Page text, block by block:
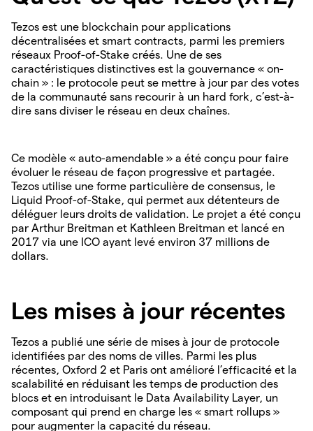
Tezos est une blockchain pour applications
décentralisées et smart contracts, parmi les premiers
réseaux Proof-of-Stake créés. Une de ses
caractéristiques distinctives est la gouvernance « on-
chain » : le protocole peut se mettre à jour par des votes
de la communauté sans recourir à un hard fork, c’est-à-
dire sans diviser le réseau en deux chaînes.
Ce modèle « auto-amendable » a été conçu pour faire
évoluer le réseau de façon progressive et partagée.
Tezos utilise une forme particulière de consensus, le
Liquid Proof-of-Stake, qui permet aux détenteurs de
déléguer leurs droits de validation. Le projet a été conçu
par Arthur Breitman et Kathleen Breitman et lancé en
2017 via une ICO ayant levé environ 37 millions de
dollars.
Les mises à jour récentes
Tezos a publié une série de mises à jour de protocole
identifiées par des noms de villes. Parmi les plus
récentes, Oxford 2 et Paris ont amélioré l’efficacité et la
scalabilité en réduisant les temps de production des
blocs et en introduisant le Data Availability Layer, un
composant qui prend en charge les « smart rollups »
pour augmenter la capacité du réseau.